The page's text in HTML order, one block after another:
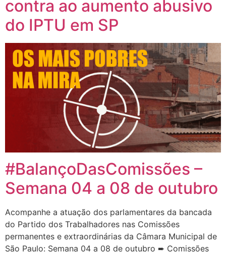
contra ao aumento abusivo
do IPTU em SP
#BalançoDasComissões –
Semana 04 a 08 de outubro
Acompanhe a atuação dos parlamentares da bancada
do Partido dos Trabalhadores nas Comissões
permanentes e extraordinárias da Câmara Municipal de
São Paulo: Semana 04 a 08 de outubro ➨ Comissões